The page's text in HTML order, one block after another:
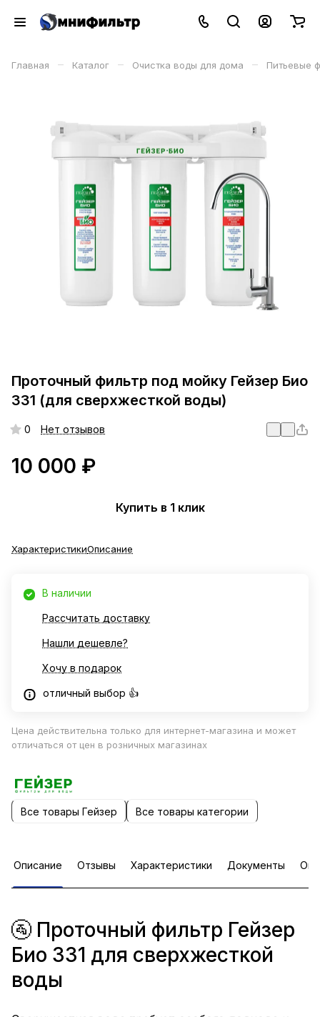
Главная – Каталог – Очистка воды для дома – Питьевые
Проточный фильтр под мойку Гейзер Био
331 (для сверхжесткой воды)
0 Нет отзывов
10 000 ₽
Купить в 1 клик
ХарактеристикиОписание
В наличии
Рассчитать доставку
Нашли дешевле?
Хочу в подарок
отличный выбор 👍
Цена действительна только для интернет-магазина и может
отличаться от цен в розничных магазинах
Все товары Гейзер Все товары категории
Описание Отзывы Характеристики Документы
🚰 Проточный фильтр Гейзер
Био 331 для сверхжесткой
воды